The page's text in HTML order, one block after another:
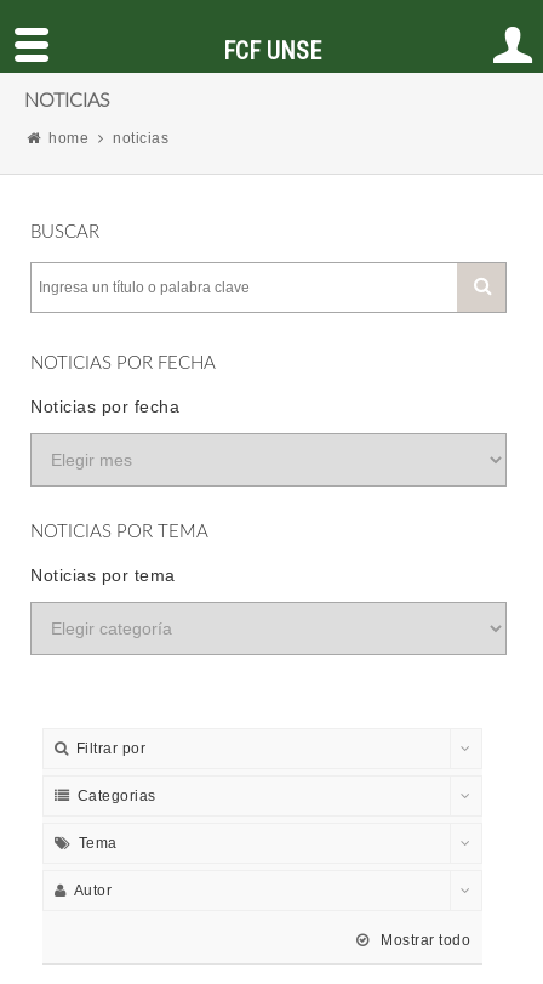
NOTICIAS
home noticias
BUSCAR
NOTICIAS POR FECHA
Noticias por fecha
NOTICIAS POR TEMA
Noticias por tema
Filtrar por
Categorias
Tema
Autor
Mostrar todo
FCF UNSE